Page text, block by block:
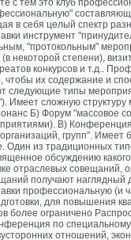
тем это клуб
в себя целый спектр
инструмент
"протокольным"
(в некоторой степени),
конкурсов и т.д..
их содержание и
следующие типы
Имеет сложную
Б) Форум "массовое
В)
групп".
Один из традиционных
обсуждению
отраслевых
получают
профессиональную
для повышения
более ограничено
по
отношений,